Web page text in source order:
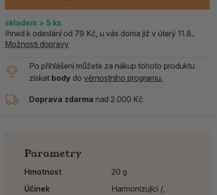
skladem > 5 ks
Ihned k odeslání od 79 Kč, u vás doma již v úterý 11.8..
Možnosti dopravy
Po přihlášení můžete za nákup tohoto produktu
získat body do věrnostního programu.
Doprava zdarma nad 2 000 Kč
Parametry
Hmotnost
20 g
Účinek
Harmonizující /,